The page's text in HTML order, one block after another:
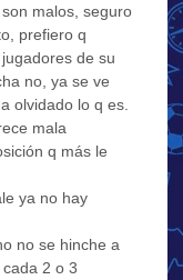
malos, seguro
prefiero q
de su
no, ya se ve
olvidado lo q es.
mala
q más le
ya no hay
no se hinche a
2 o 3